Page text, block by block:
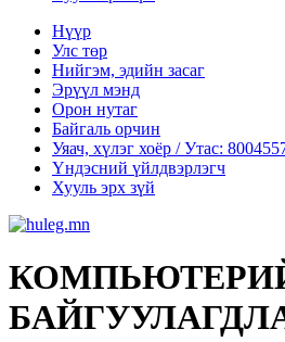
Нүүр
Улс төр
Нийгэм, эдийн засаг
Эрүүл мэнд
Орон нутаг
Байгаль орчин
Уяач, хүлэг хоёр / Утас:
Үндэсний үйлдвэрлэгч
Хууль эрх зүй